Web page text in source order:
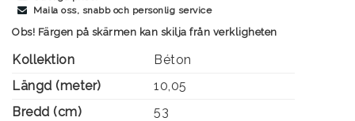
Maila oss, snabb och personlig service
Obs! Färgen på skärmen kan skilja från verkligheten
Kollektion
Béton
Längd (meter)
10,05
Bredd (cm)
53